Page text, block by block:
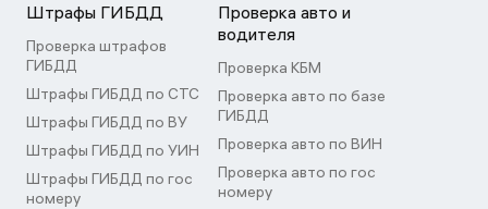
Штрафы ГИБДД
Проверка штрафов
ГИБДД
Штрафы ГИБДД по СТС
Штрафы ГИБДД по ВУ
Штрафы ГИБДД по УИН
Штрафы ГИБДД по гос
номеру
Проверка авто и
водителя
Проверка КБМ
Проверка авто по базе
ГИБДД
Проверка авто по ВИН
Проверка авто по гос
номеру